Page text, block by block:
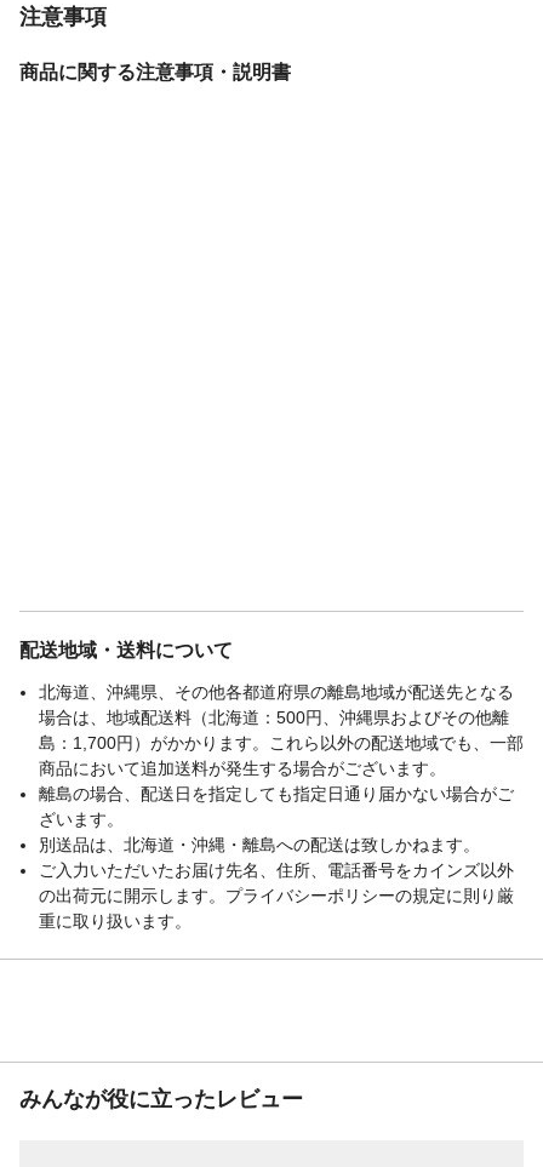
注意事項
商品に関する注意事項・説明書
配送地域・送料について
北海道、沖縄県、その他各都道府県の離島地域が配送先となる
場合は、地域配送料（北海道：500円、沖縄県およびその他離
島：1,700円）がかかります。これら以外の配送地域でも、一部
商品において追加送料が発生する場合がございます。
離島の場合、配送日を指定しても指定日通り届かない場合がご
ざいます。
別送品は、北海道・沖縄・離島への配送は致しかねます。
ご入力いただいたお届け先名、住所、電話番号をカインズ以外
の出荷元に開示します。プライバシーポリシーの規定に則り厳
重に取り扱います。
みんなが役に立ったレビュー